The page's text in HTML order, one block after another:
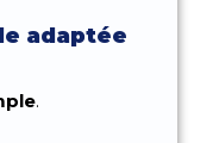
adaptée
.